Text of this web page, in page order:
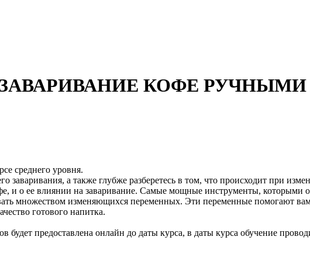
/ЗАВАРИВАНИЕ КОФЕ
среднего уровня.
а также глубже разберетесь в том, что происходит при
и о ее влиянии на заваривание. Самые мощные инструменты,
множеством изменяющихся переменных. Эти переменные помогают
готового напитка.
будет предоставлена онлайн до даты курса, в даты курса обучение